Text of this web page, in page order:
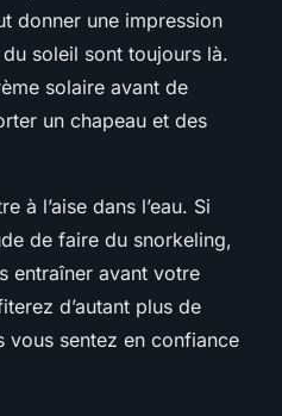
donner une impression
soleil sont toujours là.
solaire avant de
un chapeau et des
à l’aise dans l’eau. Si
de faire du snorkeling,
entraîner avant votre
d’autant plus de
vous sentez en confiance